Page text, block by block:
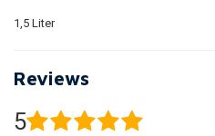
1,5 Liter
Reviews
5